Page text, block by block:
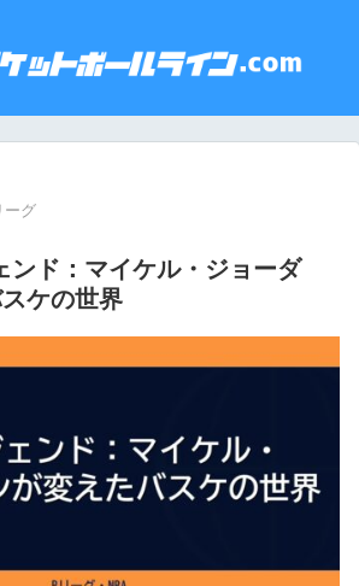
ーグ
ンド：マイケル・ジョーダ
ケの世界